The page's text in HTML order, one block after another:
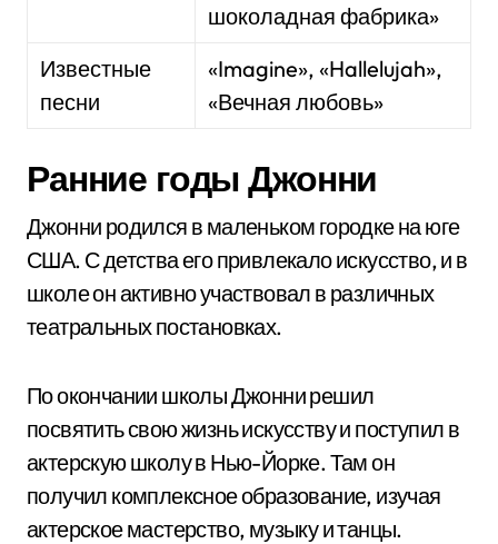
шоколадная фабрика»
Известные
песни
«Imagine», «Hallelujah»,
«Вечная любовь»
Ранние годы Джонни
Джонни родился в маленьком городке на юге
США. С детства его привлекало искусство, и в
школе он активно участвовал в различных
театральных постановках.
По окончании школы Джонни решил
посвятить свою жизнь искусству и поступил в
актерскую школу в Нью-Йорке. Там он
получил комплексное образование, изучая
актерское мастерство, музыку и танцы.